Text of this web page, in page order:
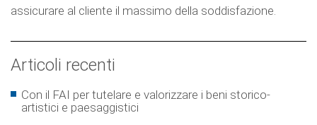
assicurare al cliente il massimo della soddisfazione.
Articoli recenti
Con il FAI per tutelare e valorizzare i beni storico-
artistici e paesaggistici